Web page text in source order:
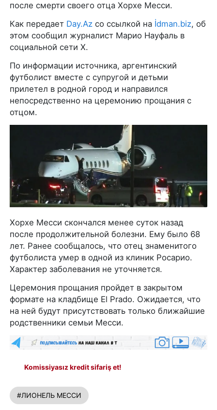
после смерти своего отца Хорхе Месси.
Как передает Day.Az со ссылкой на İdman.biz, об
этом сообщил журналист Марио Науфаль в
социальной сети X.
По информации источника, аргентинский
футболист вместе с супругой и детьми
прилетел в родной город и направился
непосредственно на церемонию прощания с
отцом.
Хорхе Месси скончался менее суток назад
после продолжительной болезни. Ему было 68
лет. Ранее сообщалось, что отец знаменитого
футболиста умер в одной из клиник Росарио.
Характер заболевания не уточняется.
Церемония прощания пройдет в закрытом
формате на кладбище El Prado. Ожидается, что
на ней будут присутствовать только ближайшие
родственники семьи Месси.
Komissiyasız kredit sifariş et!
#ЛИОНЕЛЬ МЕССИ